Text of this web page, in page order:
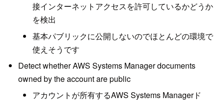
接インターネットアクセスを許可しているかどうか
を検出
基本パブリックに公開しないのでほとんどの環境で
使えそうです
Detect whether AWS Systems Manager documents
owned by the account are public
アカウントが所有するAWS Systems Managerド